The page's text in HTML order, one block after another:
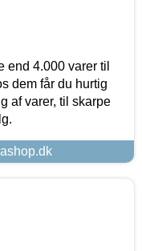
end 4.000 varer til
dem får du hurtig
af varer, til skarpe